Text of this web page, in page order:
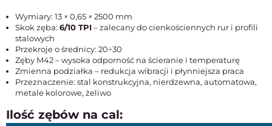
Wymiary: 13 × 0,65 × 2500 mm
Skok zęba: 6/10 TPI– zalecany do cienkościennych rur i profili
stalowych
Przekroje o średnicy: 20÷30
Zęby M42 – wysoka odporność na ścieranie i temperaturę
Zmienna podziałka – redukcja wibracji i płynniejsza praca
Przeznaczenie: stal konstrukcyjna, nierdzewna, automatowa,
metale kolorowe, żeliwo
Ilość zębów na cal: